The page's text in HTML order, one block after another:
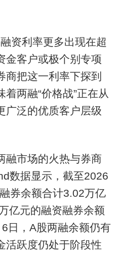
利率更多出现在超
金客户或极个别专项
商把这一利率下探到
两融“价格战”正在从
广泛的优质客户层级
市场的火热与券商
数据显示，截至2026
券余额合计3.02万亿
亿元的融资融券余额
日，A股两融余额仍有
活跃度仍处于阶段性